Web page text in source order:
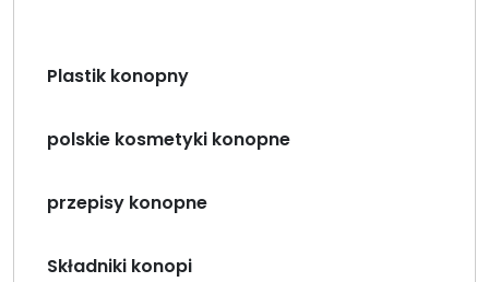
Plastik konopny
polskie kosmetyki konopne
przepisy konopne
Składniki konopi